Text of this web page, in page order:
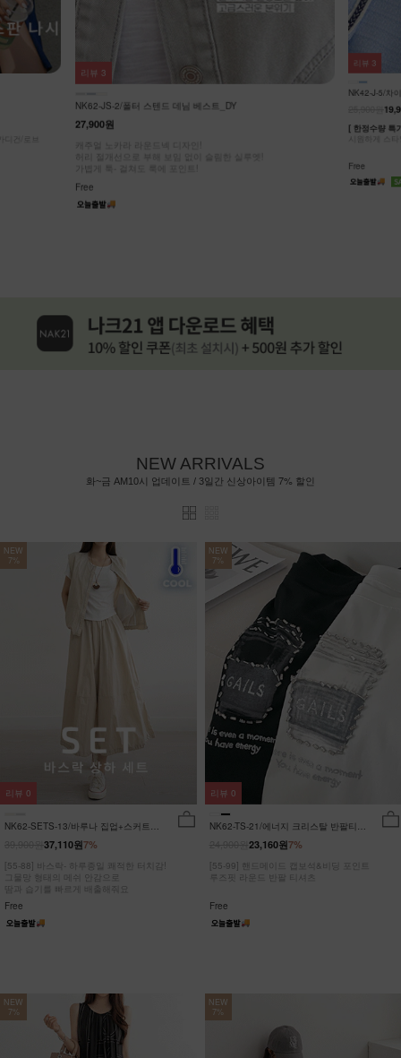
NK62-JS-2/폴터 스텐드 데님 베스트_DY
27,900원
캐주얼 노카라 라운드넥 디자인!
허리 절개선으로 부해 보임 없이 슬림한 실루엣!
가볍게 툭- 걸쳐도 룩에 포인트!
Free
리뷰3
NK42-J-5/차이
[ 한정수량 특
Free
리뷰3
NEW ARRIVALS
화~금 AM10시 업데이트 / 3일간 신상아이템 7% 할인
NEW
7%
NK62-SETS-13/바루나 집업+스커트
7%
37,110원
[55-88] 바스락- 하루종일 쾌적한 터치감!
그물망 형태의 메쉬 안감으로
땀과 습기를 빠르게 배출해줘요
Free
리뷰 0
NEW
7%
NK62-TS-21/에너지 크리스탈 반팔티
7%
23,160원
[55-99] 핸드메이드 캡보석&비딩 포인트
루즈핏 라운드 반팔 티셔츠
Free
리뷰 0
NEW
7%
NEW
7%